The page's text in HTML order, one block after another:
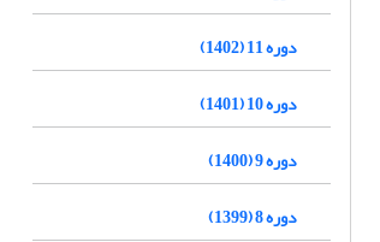
دوره 11 (1402)
دوره 10 (1401)
دوره 9 (1400)
دوره 8 (1399)